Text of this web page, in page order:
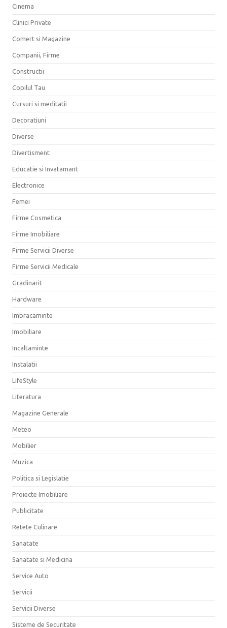
Cinema
Clinici Private
Comert si Magazine
Companii, Firme
Constructii
Copilul Tau
Cursuri si meditatii
Decoratiuni
Diverse
Divertisment
Educatie si Invatamant
Electronice
Femei
Firme Cosmetica
Firme Imobiliare
Firme Servicii Diverse
Firme Servicii Medicale
Gradinarit
Hardware
Imbracaminte
Imobiliare
Incaltaminte
Instalatii
LifeStyle
Literatura
Magazine Generale
Meteo
Mobilier
Muzica
Politica si Legislatie
Proiecte Imobiliare
Publicitate
Retete Culinare
Sanatate
Sanatate si Medicina
Service Auto
Servicii
Servicii Diverse
Sisteme de Securitate